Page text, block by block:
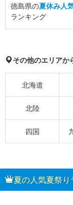
徳島県の夏休み人
ランキング
その他のエリアか
北海道
北陸
四国
夏の人気夏祭